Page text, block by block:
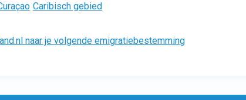
Caribisch gebied
naar je volgende emigratiebestemming